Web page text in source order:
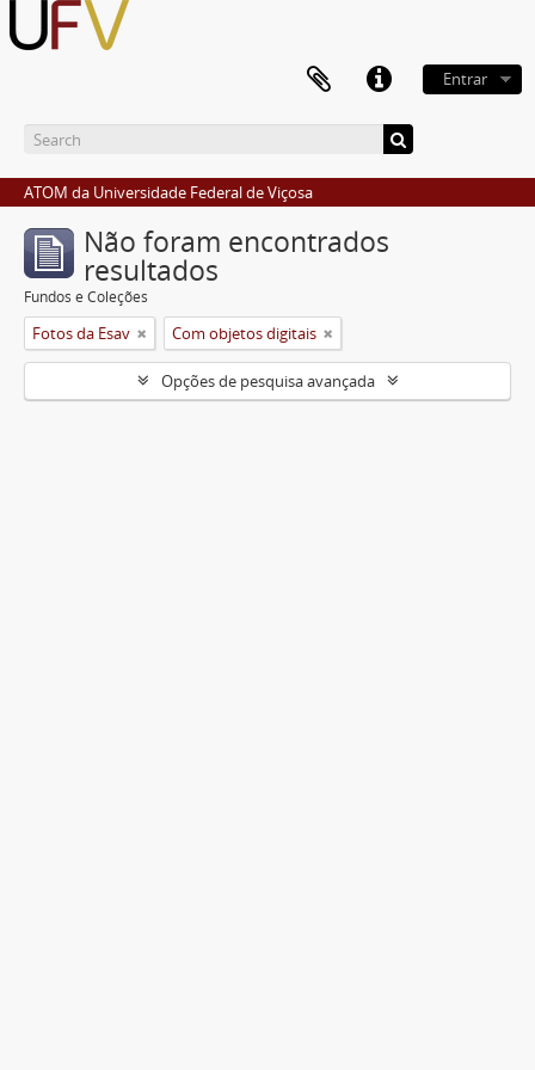
Entrar
ATOM da Universidade Federal de Viçosa
Não foram encontrados
resultados
Fundos e Coleções
Fotos da Esav Com objetos digitais
Opções de pesquisa avançada